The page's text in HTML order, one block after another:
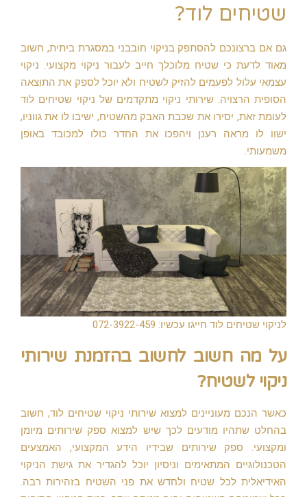
שטיחים לוד?
גם אם ברצונכם להסתפק בניקוי חובבני במסגרת ביתית, חשוב
מאוד לדעת כי שטיח מלוכלך חייב לעבור ניקוי מקצועי. ניקוי
עצמאי עלול לפעמים להזיק לשטיח ולא יוכל לספק את התוצאה
הסופית הרצויה. שירותי ניקוי מתקדמים של ניקוי שטיחים לוד
לעומת זאת, יסירו את שכבת האבק מהשטיח, ישיבו לו את גווניו,
ישוו לו מראה רענן ויהפכו את החדר כולו למכובד באופן
משמעותי.
לניקוי שטיחים לוד חייגו עכשיו: 072-3922-459
על מה חשוב לחשוב בהזמנת שירותי
ניקוי לשטיח?
כאשר הנכם מעוניינים למצוא שירותי ניקוי שטיחים לוד, חשוב
בהחלט שתהיו מודעים לכך שיש למצוא ספק שירותים מיומן
ומקצועי. ספק שירותים שבידיו הידע המקצועי, האמצעים
הטכנולוגיים המתאימים וניסיון יוכל להגדיר את גישת הניקוי
האידיאלית לכל שטיח ולחדש את פני השטיח בזהירות רבה.